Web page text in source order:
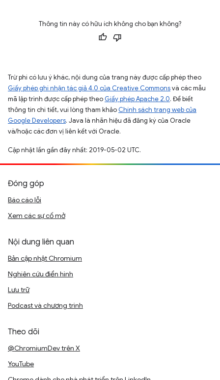
Thông tin này có hữu ích không cho bạn không?
Trừ phi có lưu ý khác, nội dung của trang này được cấp phép theo
Giấy phép ghi nhận tác giả 4.0 của Creative Commonsvà các mẫu
mã lập trình được cấp phép theo Giấy phép Apache 2.0. Để biết
thông tin chi tiết, vui lòng tham khảo Chính sách trang web của
Google Developers. Java là nhãn hiệu đã đăng ký của Oracle
và/hoặc các đơn vị liên kết với Oracle.
Cập nhật lần gần đây nhất: 2019-05-02 UTC.
Đóng góp
Báo cáo lỗi
Xem các sự cố mở
Nội dung liên quan
Bản cập nhật Chromium
Nghiên cứu điển hình
Lưu trữ
Podcast và chương trình
Theo dõi
@ChromiumDev trên X
YouTube